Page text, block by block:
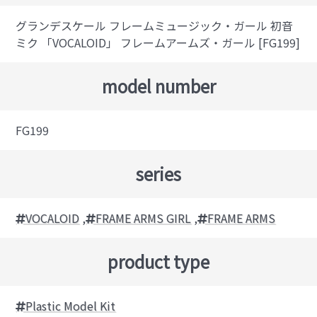
グランデスケール フレームミュージック・ガール 初音
ミク 「VOCALOID」 フレームアームズ・ガール [FG199]
model number
FG199
series
VOCALOID , FRAME ARMS GIRL , FRAME ARMS
product type
Plastic Model Kit